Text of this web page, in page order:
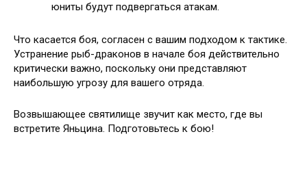
юниты будут подвергаться атакам.
Что касается боя, согласен с вашим подходом к тактике.
Устранение рыб-драконов в начале боя действительно
критически важно, поскольку они представляют
наибольшую угрозу для вашего отряда.
Возвышающее святилище звучит как место, где вы
встретите Яньцина. Подготовьтесь к бою!